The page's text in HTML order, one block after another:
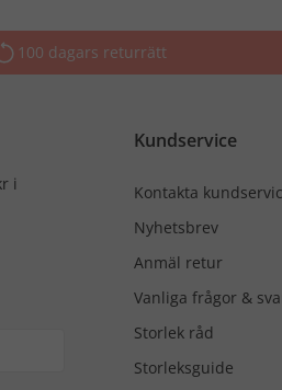
100 dagars returrätt
i
Kundservice
Kontakta
Nyhetsbrev
Anmäl retur
Vanliga frågor &
Storlek råd
Storleksguide